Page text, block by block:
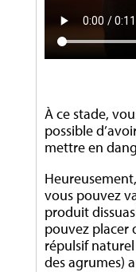
À ce stade,
possible
mettre en
vous pouvez
produit
pouvez placer
répulsif
des agrumes)